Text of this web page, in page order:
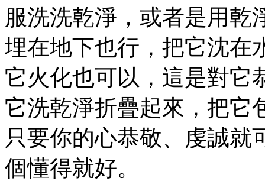
服洗洗乾淨，或者是用乾
埋在地下也行，把它沈在
它火化也可以，這是對它
它洗乾淨折疊起來，把它
只要你的心恭敬、虔誠就
個懂得就好。